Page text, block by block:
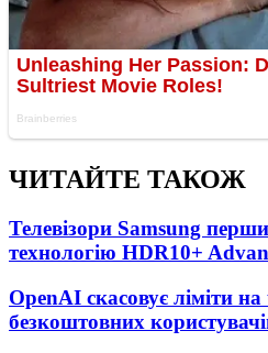
ЧИТАЙТЕ ТАКОЖ
Телевізори Samsung
технологію HDR10+
OpenAI скасовує ліміти
безкоштовних